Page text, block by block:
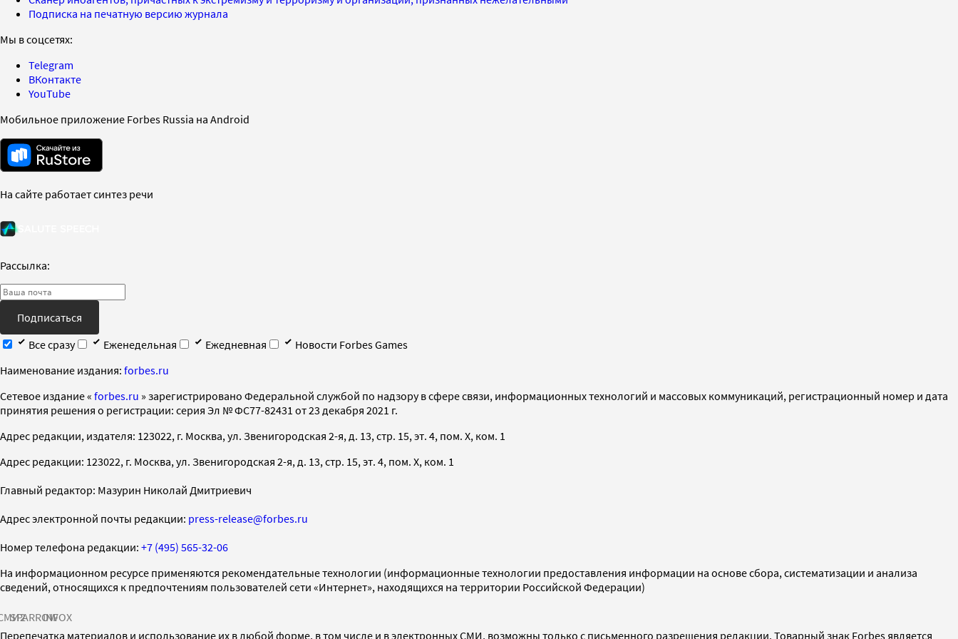
Подписка на печатную версию журнала
Мы в соцсетях:
Telegram
ВКонтакте
YouTube
Мобильное приложение Forbes Russia на Android
На сайте работает синтез речи
Рассылка:
Подписаться
Все сразу
Еженедельная Ежедневная
Новости Forbes Games
Наименование издания: forbes.ru
Cетевое издание « forbes.ru » зарегистрировано Федеральной службой по надзору в сфере связи, информационных технологий и массовых коммуникаций, регистрационный номер и дата
принятия решения о регистрации: серия Эл № ФС77-82431 от 23 декабря 2021 г.
Адрес редакции, издателя: 123022, г. Москва, ул. Звенигородская 2-я, д. 13, стр. 15, эт. 4, пом. X, ком. 1
Адрес редакции: 123022, г. Москва, ул. Звенигородская 2-я, д. 13, стр. 15, эт. 4, пом. X, ком. 1
Главный редактор: Мазурин Николай Дмитриевич
Адрес электронной почты редакции: press-release@forbes.ru
Номер телефона редакции: +7 (495) 565-32-06
На информационном ресурсе применяются рекомендательные технологии (информационные технологии предоставления информации на основе сбора, систематизации и анализа
сведений, относящихся к предпочтениям пользователей сети «Интернет», находящихся на территории Российской Федерации)
SPARROWINFOX
Перепечатка материалов и использование их в любой форме, в том числе и в электронных СМИ, возможны только с письменного разрешения редакции. Товарный знак Forbes является